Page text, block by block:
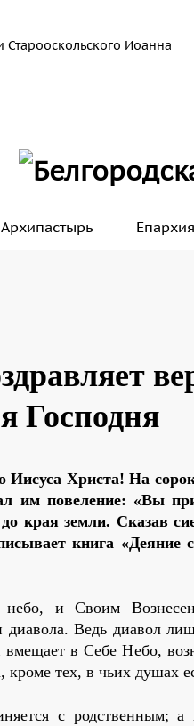
Иоанна
Архипастырь Епархия
Господня
Иисуса Христа! На
им повеление: «Вы
края земли. Сказав
книга «Деяние
и Своим
диавола. Ведь диавол
в Себе Небо,
кроме тех, в чьих душах
с родственным; а